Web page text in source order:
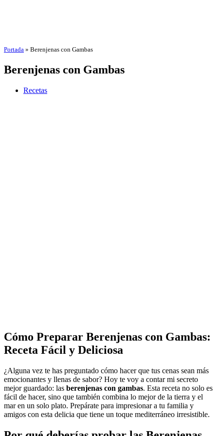
Portada » Berenjenas con Gambas
Berenjenas con Gambas
Recetas
Cómo Preparar Berenjenas con Gambas:
Receta Fácil y Deliciosa
¿Alguna vez te has preguntado cómo hacer que tus cenas sean más
emocionantes y llenas de sabor? Hoy te voy a contar mi secreto
mejor guardado: las berenjenas con gambas. Esta receta no solo es
fácil de hacer, sino que también combina lo mejor de la tierra y el
mar en un solo plato. Prepárate para impresionar a tu familia y
amigos con esta delicia que tiene un toque mediterráneo irresistible.